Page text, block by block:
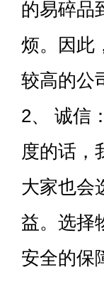
的易碎品
烦。因此
较高的公
2、 诚信
度的话，
大家也会
益。选择
安全的保